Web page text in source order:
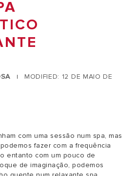
|
MODIFIED: 12 DE MAIO DE
com uma sessão num spa, mas
fazer com a frequência
entanto com um pouco de
de imaginação, podemos